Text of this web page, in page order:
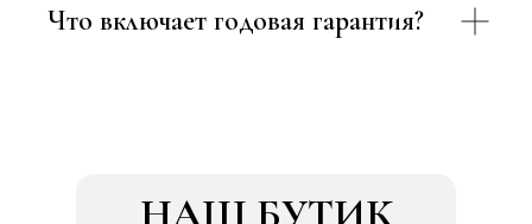
Что включает годовая гарантия?
НАШ БУТИК